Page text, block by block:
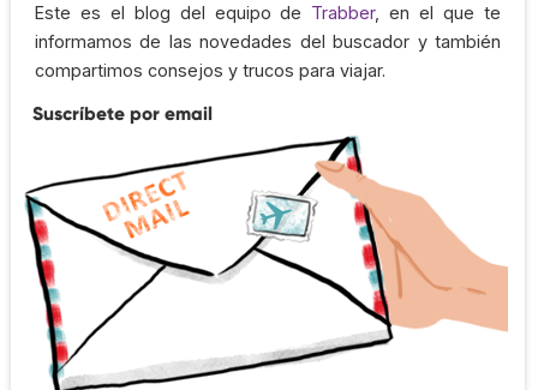
Este es el blog del equipo de Trabber, en el que te
informamos de las novedades del buscador y también
compartimos consejos y trucos para viajar.
Suscríbete por email